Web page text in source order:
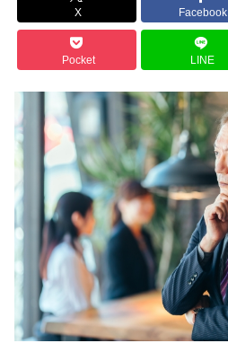
X Facebook
Pocket LINE